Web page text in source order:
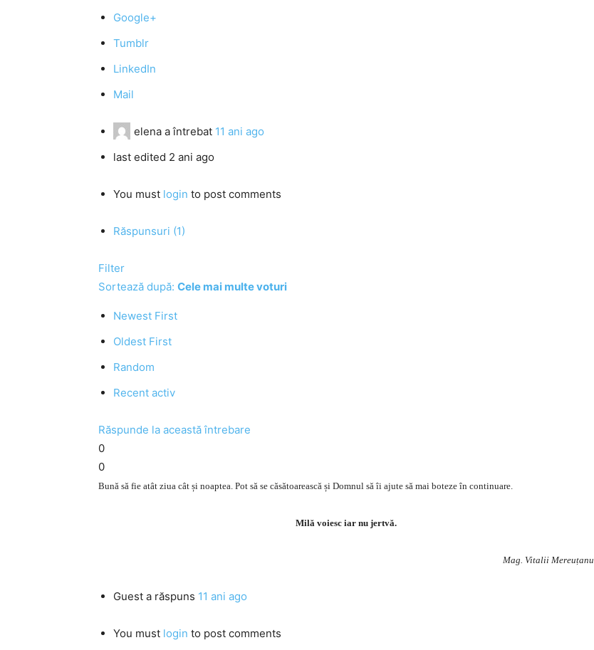
Google+
Tumblr
LinkedIn
Mail
elena a întrebat 11 ani ago
last edited 2 ani ago
You must login to post comments
Răspunsuri (1)
Filter
Sortează după: Cele mai multe voturi
Newest First
Oldest First
Random
Recent activ
Răspunde la această întrebare
0
0
Bună să fie atât ziua cât și noaptea. Pot să se căsătoarească și Domnul să îi ajute să mai boteze în continuare.
Milă voiesc iar nu jertvă.
Mag. Vitalii Mereuțanu
Guest a răspuns 11 ani ago
You must login to post comments